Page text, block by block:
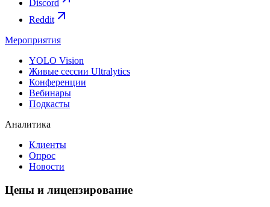
Discord
Reddit
Мероприятия
YOLO Vision
Живые сессии Ultralytics
Конференции
Вебинары
Подкасты
Аналитика
Клиенты
Опрос
Новости
Цены и лицензирование